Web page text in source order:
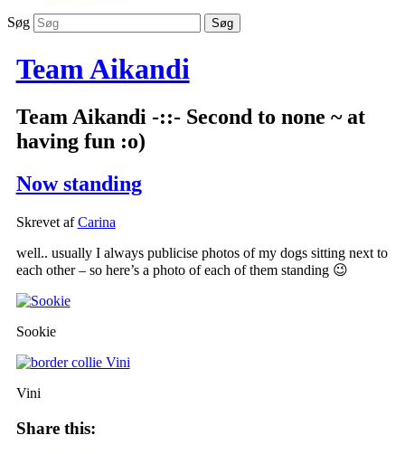
Søg
Team Aikandi
Team Aikandi -::- Second to none ~ at
having fun :o)
Now standing
Skrevet afCarina
well.. usually I always publicise photos of my dogs sitting next to
each other – so here’s a photo of each of them standing 😉
Sookie
Vini
Share this: